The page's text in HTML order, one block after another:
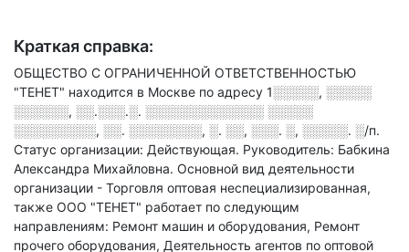
Краткая справка:
ОБЩЕСТВО С ОГРАНИЧЕННОЙ ОТВЕТСТВЕННОСТЬЮ
"ТЕНЕТ" находится в Москве по адресу 1░░░░░, ░░░░░
░░░░░░, ░░.░░░.░. ░░░░░░░░░░░░░ ░░░░░
░░░░░░░░░, ░░. ░░░░░░░░, ░. ░░, ░░░. ░, ░░░░░. ░/п.
Статус организации: Действующая. Руководитель: Бабкина
Александра Михайловна. Основной вид деятельности
организации - Торговля оптовая неспециализированная,
также ООО "ТЕНЕТ" работает по следующим
направлениям: Ремонт машин и оборудования, Ремонт
прочего оборудования, Деятельность агентов по оптовой